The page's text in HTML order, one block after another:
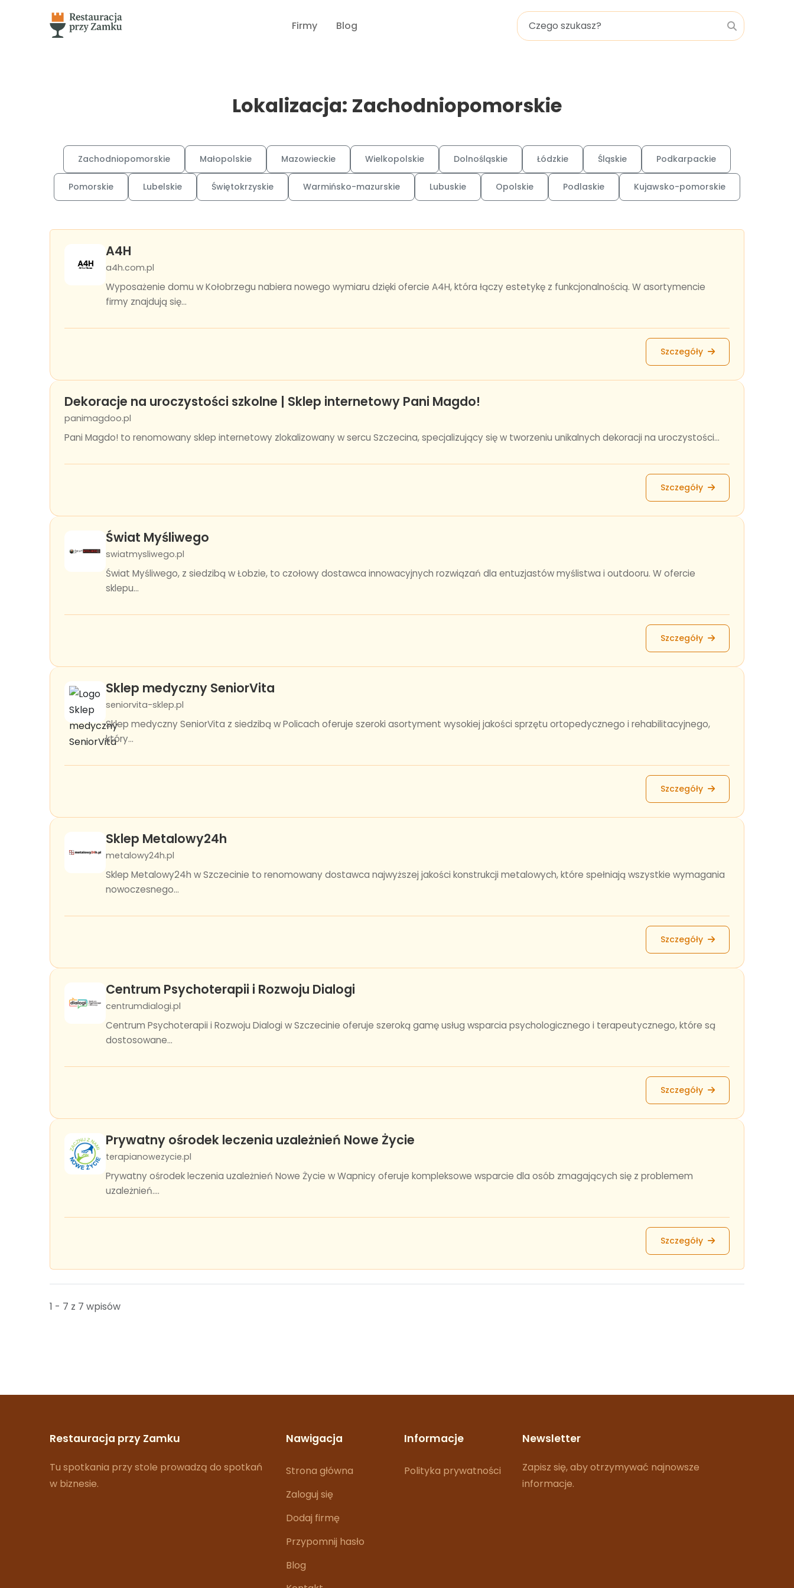
Firmy Blog
Lokalizacja: Zachodniopomorskie
Zachodniopomorskie Małopolskie Mazowieckie Wielkopolskie Dolnośląskie Łódzkie Śląskie Podkarpackie
Pomorskie Lubelskie Świętokrzyskie Warmińsko-mazurskie Lubuskie Opolskie Podlaskie Kujawsko-pomorskie
A4H
a4h.com.pl
Wyposażenie domu w Kołobrzegu nabiera nowego wymiaru dzięki ofercie A4H, która łączy estetykę z funkcjonalnością. W asortymencie
firmy znajdują się...
Szczegóły
Dekoracje na uroczystości szkolne | Sklep internetowy Pani Magdo!
panimagdoo.pl
Pani Magdo! to renomowany sklep internetowy zlokalizowany w sercu Szczecina, specjalizujący się w tworzeniu unikalnych dekoracji na uroczystości...
Szczegóły
Świat Myśliwego
swiatmysliwego.pl
Świat Myśliwego, z siedzibą w Łobzie, to czołowy dostawca innowacyjnych rozwiązań dla entuzjastów myślistwa i outdooru. W ofercie
sklepu...
Szczegóły
Sklep medyczny SeniorVita
seniorvita-sklep.pl
Sklep medyczny SeniorVita z siedzibą w Policach oferuje szeroki asortyment wysokiej jakości sprzętu ortopedycznego i rehabilitacyjnego,
który...
Szczegóły
Sklep Metalowy24h
metalowy24h.pl
Sklep Metalowy24h w Szczecinie to renomowany dostawca najwyższej jakości konstrukcji metalowych, które spełniają wszystkie wymagania
nowoczesnego...
Szczegóły
Centrum Psychoterapii i Rozwoju Dialogi
centrumdialogi.pl
Centrum Psychoterapii i Rozwoju Dialogi w Szczecinie oferuje szeroką gamę usług wsparcia psychologicznego i terapeutycznego, które są
dostosowane...
Szczegóły
Prywatny ośrodek leczenia uzależnień Nowe Życie
terapianowezycie.pl
Prywatny ośrodek leczenia uzależnień Nowe Życie w Wapnicy oferuje kompleksowe wsparcie dla osób zmagających się z problemem
uzależnień....
Szczegóły
1 - 7 z 7 wpisów
Restauracja przy Zamku
Tu spotkania przy stole prowadzą do spotkań
w biznesie.
Nawigacja
Strona główna
Zaloguj się
Dodaj firmę
Przypomnij hasło
Blog
Informacje
Polityka prywatności
Newsletter
Zapisz się, aby otrzymywać najnowsze
informacje.